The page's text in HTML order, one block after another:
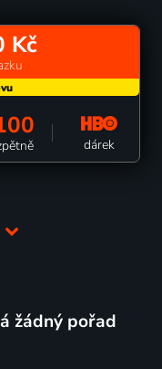
Kč
dárek
žádný pořad